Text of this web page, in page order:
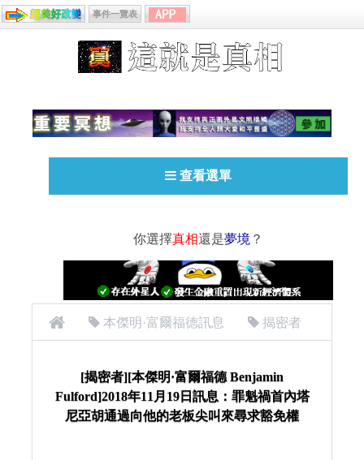
事件一覽表
查看選單
你選擇真相還是夢境 ？
本傑明·富爾福德訊息 揭密者
年11月19日訊息：罪魁禍首內塔尼亞胡通過向他的老
板尖叫來尋求豁免權
[揭密者][本傑明·富爾福德 Benjamin
Fulford]2018年11月19日訊息：罪魁禍首內塔
尼亞胡通過向他的老板尖叫來尋求豁免權